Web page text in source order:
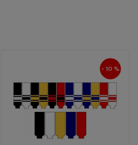
- 10 %